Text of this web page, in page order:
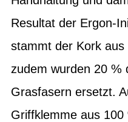
Resultat der Ergon-
stammt der Kork aus
zudem wurden 20 %
Grasfasern ersetzt.
Griffklemme aus